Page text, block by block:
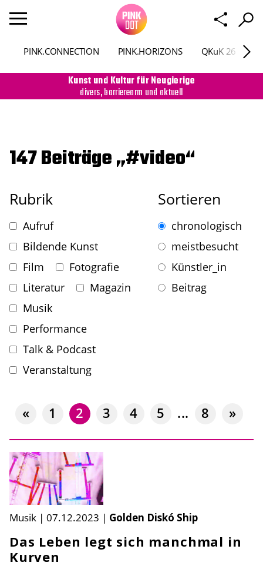
PINK.CONNECTION PINK.HORIZONS QKuK 26
Kunst und Kultur für Neugierige
divers, barrierearm und aktuell
147 Beiträge „#video“
Rubrik
Aufruf
Bildende Kunst
Film
Fotografie
Literatur
Magazin
Musik
Performance
Talk & Podcast
Veranstaltung
Sortieren
chronologisch
meistbesucht
Künstler_in
Beitrag
« 1 2 3 4 5 ... 8 »
Musik | 07.12.2023 | Golden Diskó Ship
Das Leben legt sich manchmal in
Kurven